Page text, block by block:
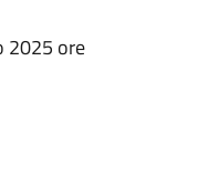
2025 ore